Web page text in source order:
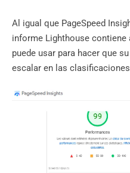
Al igual que PageSpeed
informe Lighthouse
puede usar para hacer que
escalar en las